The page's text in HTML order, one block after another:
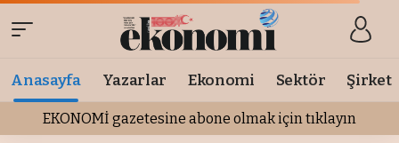
Anasayfa Yazarlar Ekonomi Sektör Şirket
EKONOMİ gazetesine abone olmak için tıklayın